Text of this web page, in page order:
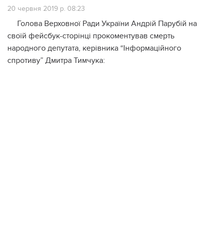
20 червня 2019 р. 08:23
Голова Верховної Ради України Андрій Парубій на
своїй фейсбук-сторінці прокоментував смерть
народного депутата, керівника “Інформаційного
спротиву” Дмитра Тимчука: